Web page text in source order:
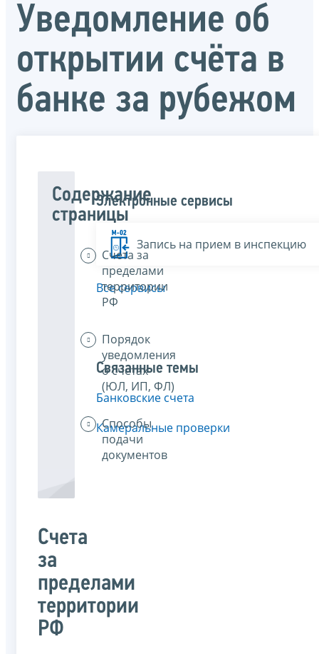
Уведомление об
открытии счёта в
банке за рубежом
Содержание
страницы
Счета за
пределами
территории
РФ
Порядок
уведомления
о счетах
(ЮЛ, ИП, ФЛ)
Способы
подачи
документов
Счета
за
пределами
территории
РФ
Электронные сервисы
Запись на прием в инспекцию
Все сервисы
Связанные темы
Банковские счета
Камеральные проверки